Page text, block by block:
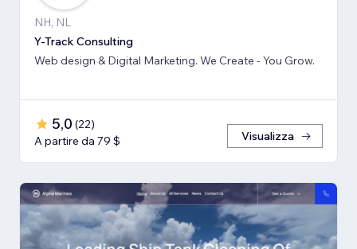
NH, NL
Y-Track Consulting
Web design & Digital Marketing. We Create - You Grow.
5,0 (22)
A partire da 79 $
Visualizza